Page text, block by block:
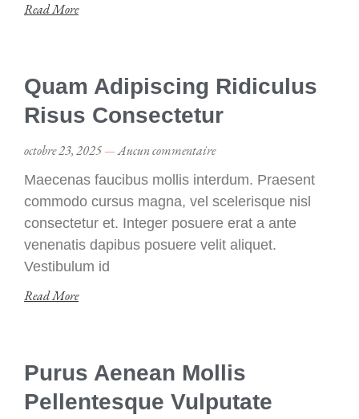
Read More
Quam Adipiscing Ridiculus
Risus Consectetur
octobre 23, 2025 Aucun commentaire
Maecenas faucibus mollis interdum. Praesent
commodo cursus magna, vel scelerisque nisl
consectetur et. Integer posuere erat a ante
venenatis dapibus posuere velit aliquet.
Vestibulum id
Read More
Purus Aenean Mollis
Pellentesque Vulputate